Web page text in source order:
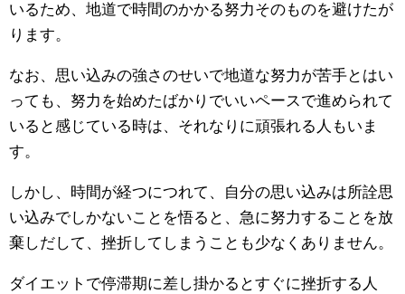
いるため、地道で時間のかかる努力そのものを避けたが
ります。
なお、思い込みの強さのせいで地道な努力が苦手とはい
っても、努力を始めたばかりでいいペースで進められて
いると感じている時は、それなりに頑張れる人もいま
す。
しかし、時間が経つにつれて、自分の思い込みは所詮思
い込みでしかないことを悟ると、急に努力することを放
棄しだして、挫折してしまうことも少なくありません。
ダイエットで停滞期に差し掛かるとすぐに挫折する人